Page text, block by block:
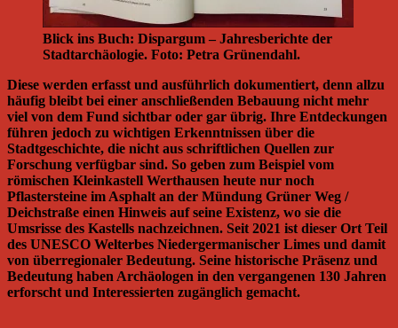
Blick ins Buch: Dispargum – Jahresberichte der
Stadtarchäologie. Foto: Petra Grünendahl.
Diese werden erfasst und ausführlich dokumentiert, denn allzu
häufig bleibt bei einer anschließenden Bebauung nicht mehr
viel von dem Fund sichtbar oder gar übrig. Ihre Entdeckungen
führen jedoch zu wichtigen Erkenntnissen über die
Stadtgeschichte, die nicht aus schriftlichen Quellen zur
Forschung verfügbar sind. So geben zum Beispiel vom
römischen Kleinkastell Werthausen heute nur noch
Pflastersteine im Asphalt an der Mündung Grüner Weg /
Deichstraße einen Hinweis auf seine Existenz, wo sie die
Umsrisse des Kastells nachzeichnen. Seit 2021 ist dieser Ort Teil
des UNESCO Welterbes Niedergermanischer Limes und damit
von überregionaler Bedeutung. Seine historische Präsenz und
Bedeutung haben Archäologen in den vergangenen 130 Jahren
erforscht und Interessierten zugänglich gemacht.